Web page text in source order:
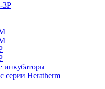
3P
инкубаторы
серии Heratherm